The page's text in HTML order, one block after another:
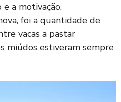
a motivação,
foi a quantidade de
vacas a pastar
miúdos estiveram sempre